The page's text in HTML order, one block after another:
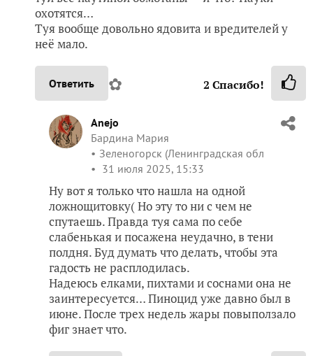
охотятся…
Туя вообще довольно ядовита и вредителей у
неё мало.
Ответить ✿ 2 Спасибо!
Anejo
Бардина Мария
Зеленогорск (Ленинградская обл
31 июля 2025, 15:33
Ну вот я только что нашла на одной
ложнощитовку( Но эту то ни с чем не
спутаешь. Правда туя сама по себе
слабенькая и посажена неудачно, в тени
полдня. Буд думать что делать, чтобы эта
гадость не расплодилась.
Надеюсь елками, пихтами и соснами она не
заинтересуется… Пиноцид уже давно был в
июне. После трех недель жары повыползало
фиг знает что.